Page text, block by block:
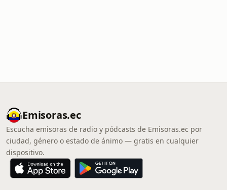
Emisoras.ec
Escucha emisoras de radio y pódcasts de Emisoras.ec por
ciudad, género o estado de ánimo — gratis en cualquier
dispositivo.